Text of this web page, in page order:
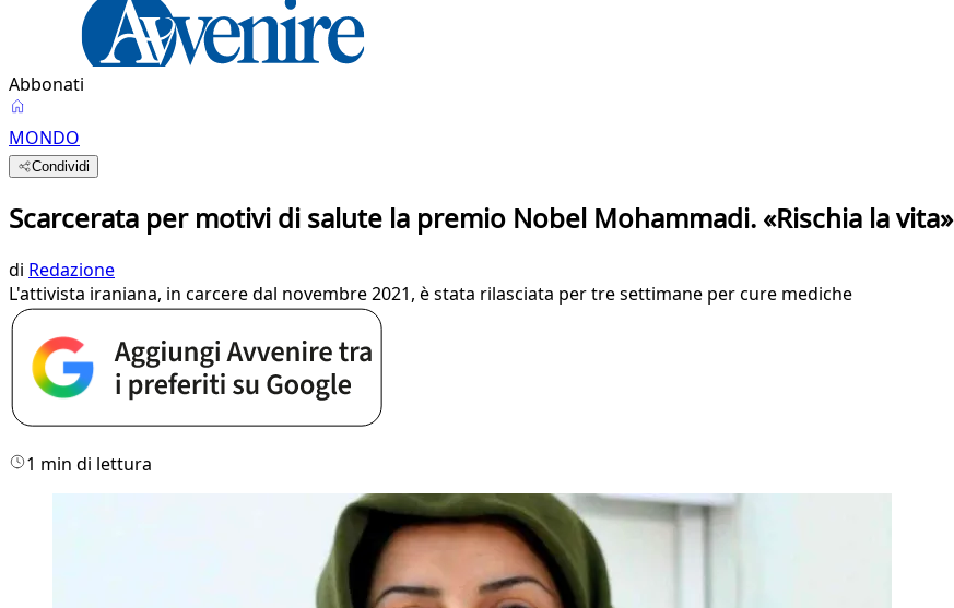
Abbonati
MONDO
Condividi
Scarcerata per motivi di salute la premio Nobel Mohammadi. «Rischia la vita»
di Redazione
L'attivista iraniana, in carcere dal novembre 2021, è stata rilasciata per tre settimane per cure mediche
1 min di lettura